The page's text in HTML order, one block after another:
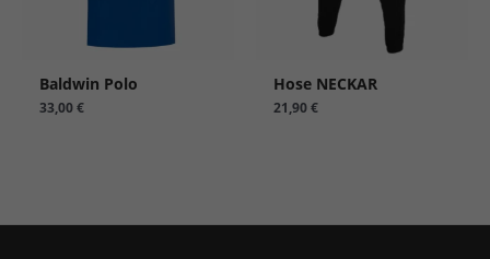
Baldwin Polo
33,00€
Hose NECKAR
21,90€
Hier finden Sie eine Übersicht über alle verwendeten Cookies.
Sie können Ihre Zustimmung zu ganzen Kategorien geben
bestimmte Cookies auswählen.